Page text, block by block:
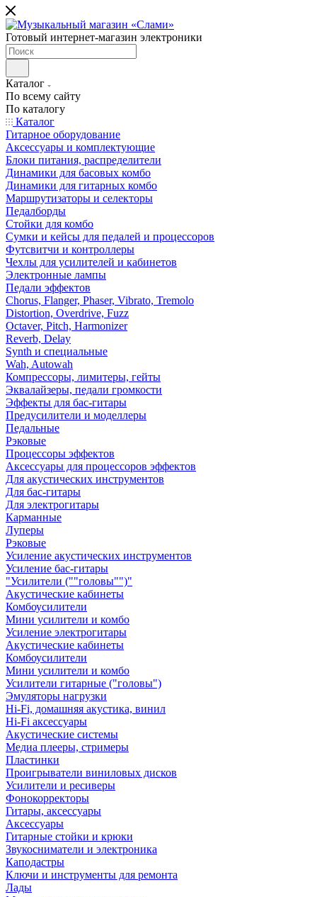
Готовый интернет-магазин электроники
Каталог
По всему сайту
По каталогу
Каталог
Гитарное оборудование
Аксессуары и комплектующие
Блоки питания, распределители
Динамики для басовых комбо
Динамики для гитарных комбо
Маршрутизаторы и селекторы
Педалборды
Стойки для комбо
Сумки и кейсы для педалей и процессоров
Футсвитчи и контроллеры
Чехлы для усилителей и кабинетов
Электронные лампы
Педали эффектов
Chorus, Flanger, Phaser, Vibrato, Tremolo
Distortion, Overdrive, Fuzz
Octaver, Pitch, Harmonizer
Reverb, Delay
Synth и специальные
Wah, Autowah
Компрессоры, лимитеры, гейты
Эквалайзеры, педали громкости
Эффекты для бас-гитары
Предусилители и моделлеры
Педальные
Рэковые
Процессоры эффектов
Аксессуары для процессоров эффектов
Для акустических инструментов
Для бас-гитары
Для электрогитары
Карманные
Луперы
Рэковые
Усиление акустических инструментов
Усиление бас-гитары
"Усилители (""головы"")"
Акустические кабинеты
Комбоусилители
Мини усилители и комбо
Усиление электрогитары
Акустические кабинеты
Комбоусилители
Мини усилители и комбо
Усилители гитарные ("головы")
Эмуляторы нагрузки
Hi-Fi, домашняя акустика, винил
Hi-Fi аксессуары
Акустические системы
Медиа плееры, стримеры
Пластинки
Проигрыватели виниловых дисков
Усилители и ресиверы
Фонокорректоры
Гитары, аксессуары
Аксессуары
Гитарные стойки и крюки
Звукосниматели и электроника
Каподастры
Ключи и инструменты для ремонта
Лады